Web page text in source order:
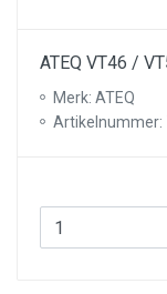
ATEQ VT46 /
Merk: ATEQ
Artikelnummer: